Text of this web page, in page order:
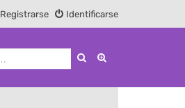
Identificarse
Registrarse
Buscar